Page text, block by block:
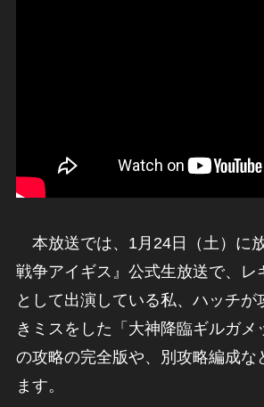
本放送では、1月24日（土）に
戦争アイギス』公式生放送で、レ
として出演している私、ハッチが
きミスをした「大神降臨ギルガメ
の攻略の完全版や、別攻略編成な
ます。